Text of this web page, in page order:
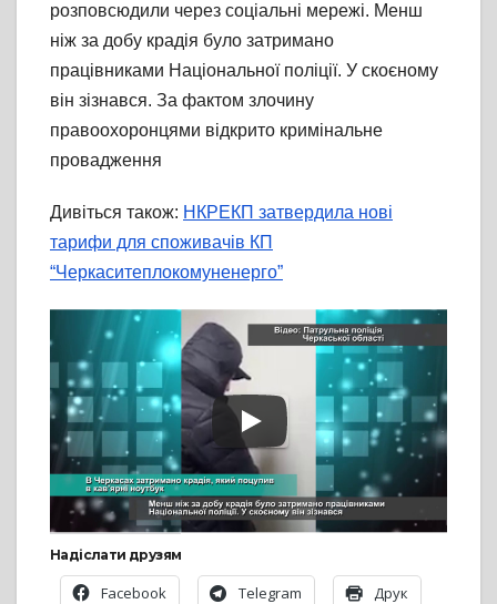
розповсюдили через соціальні мережі. Менш
ніж за добу крадія було затримано
працівниками Національної поліції. У скоєному
він зізнався. За фактом злочину
правоохоронцями відкрито кримінальне
провадження
Дивіться також: НКРЕКП затвердила нові
тарифи для споживачів КП
“Черкаситеплокомуненерго”
Надіслати друзям
Facebook Telegram Друк